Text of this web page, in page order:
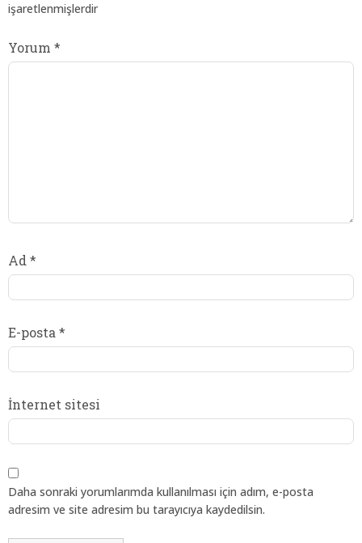
işaretlenmişlerdir
Yorum *
Ad*
E-posta*
İnternet sitesi
Daha sonraki yorumlarımda kullanılması için adım, e-posta
adresim ve site adresim bu tarayıcıya kaydedilsin.